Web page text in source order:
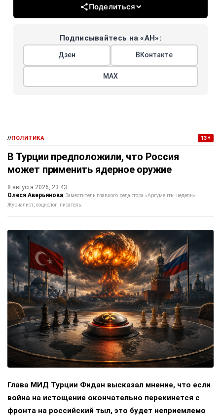
Поделиться
Подписывайтесь на «АН»:
Дзен ВКонтакте
МАХ
//ПОЛИТИКА 13+
В Турции предположили, что Россия
может применить ядерное оружие
8 августа 2026, 23:43
Олеся Аверьянова Заместитель главного редактора «Аргументы недели».
Журналист, социолог, писатель.
Глава МИД Турции Фидан высказал мнение, что если
война на истощение окончательно перекинется с
фронта на российский тыл, это будет неприемлемо